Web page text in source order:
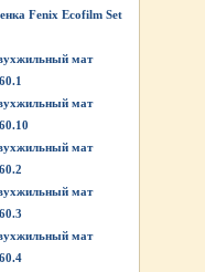
Fenix Ecofilm Set
мат
мат
мат
мат
мат